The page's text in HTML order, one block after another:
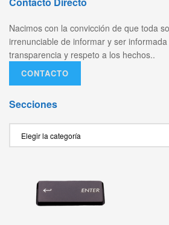
Nacimos con la convicción de que toda
irrenunciable de informar y ser
transparencia y respeto a los hechos..
CONTACTO
Secciones